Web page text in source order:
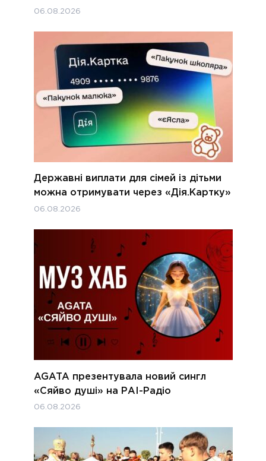
06.08.2026
Державні виплати для сімей із дітьми
можна отримувати через «Дія.Картку»
06.08.2026
AGATA презентувала новий сингл
«Сяйво душі» на РАІ-Радіо
06.08.2026